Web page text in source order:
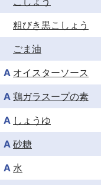
粗びき黒こしょう
ごま油
A オイスターソース
A 鶏ガラスープの素
A しょうゆ
A 砂糖
A 水